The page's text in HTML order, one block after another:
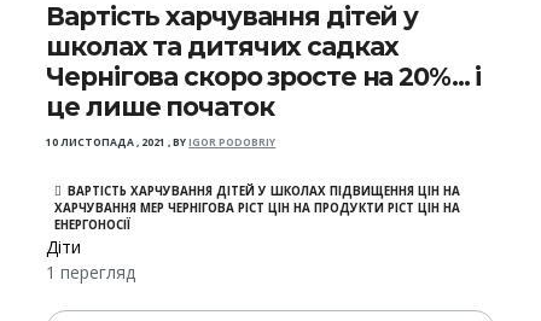
Вартість харчування дітей у
школах та дитячих садках
Чернігова скоро зросте на 20%... і
це лише початок
10 ЛИСТОПАДА , 2021 ,BYIGOR PODOBRIY
ВАРТІСТЬ ХАРЧУВАННЯ ДІТЕЙ У ШКОЛАХ ПІДВИЩЕННЯ ЦІН НА
ХАРЧУВАННЯ МЕР ЧЕРНІГОВА РІСТ ЦІН НА ПРОДУКТИ РІСТ ЦІН НА
ЕНЕРГОНОСІЇ
Діти
1 перегляд